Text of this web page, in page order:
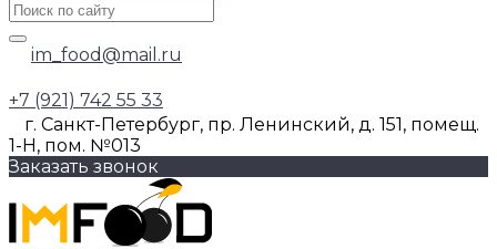
im_food@mail.ru
+7 (921) 742 55 33
г. Санкт-Петербург, пр. Ленинский, д. 151, помещ.
1-Н, пом. №013
Заказать звонок